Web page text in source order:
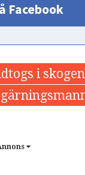
Facebook
i